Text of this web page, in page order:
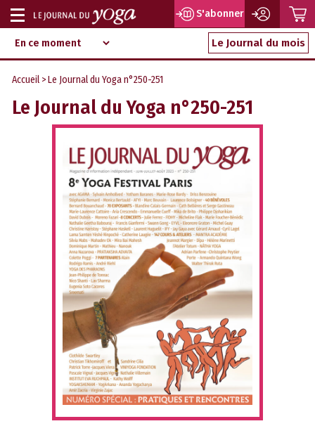
Aller
au
contenu
d‘information
indépendant
Afficher
ou
masquer
navigation
S'abonner
Le Journal du mois
Accueil > Le Journal du Yoga n°250-251
Le Journal du Yoga n°250-251